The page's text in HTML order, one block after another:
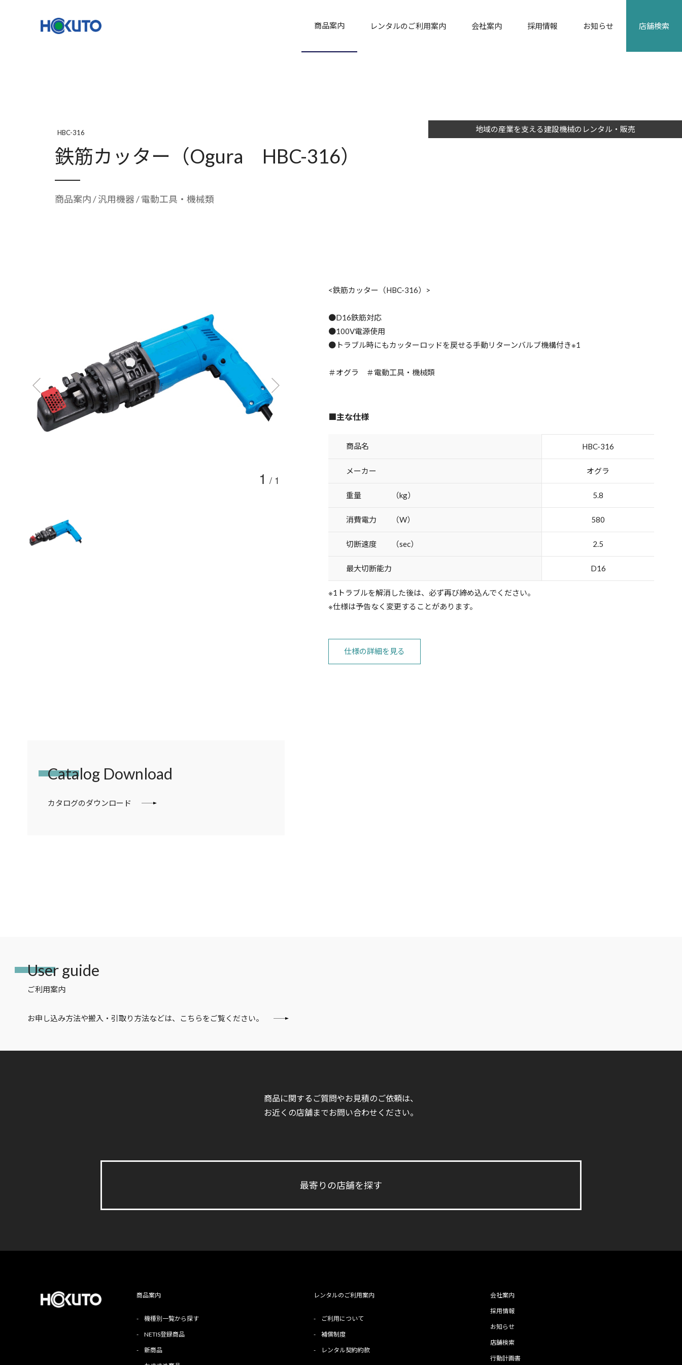
商品案内 レンタルのご利用案内 会社案内 採用情報 お知らせ 店舗検索
HBC-316
鉄筋カッター（Ogura HBC-316）
商品案内/汎用機器/ 電動工具・機械類
地域の産業を支える建設機械のレンタル・販売
1 / 1
<鉄筋カッター（HBC-316）>
●D16鉄筋対応
●100V電源使用
●トラブル時にもカッターロッドを戻せる手動リターンバルブ機構付き※1
＃オグラ ＃電動工具・機械類
■主な仕様
商品名 HBC-316
メーカー オグラ
重量 （kg） 5.8
消費電力 （W） 580
切断速度 （sec） 2.5
最大切断能力 D16
※1トラブルを解消した後は、必ず再び締め込んでください。
※仕様は予告なく変更することがあります。
仕様の詳細を見る
Catalog Download
カタログのダウンロード
User guide
ご利用案内
お申し込み方法や搬入・引取り方法などは、こちらをご覧ください。
商品に関するご質問やお見積のご依頼は、
お近くの店舗までお問い合わせください。
最寄りの店舗を探す
商品案内
- 機種別一覧から探す
- NETIS登録商品
- 新商品
レンタルのご利用案内
- ご利用について
- 補償制度
- レンタル契約約款
会社案内
採用情報
お知らせ
店舗検索
行動計画書